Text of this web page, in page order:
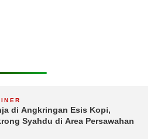
di Angkringan Esis Kopi,
Syahdu di Area Persawahan